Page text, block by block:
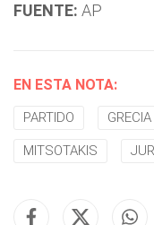
FUENTE: AP
EN ESTA NOTA:
PARTIDO GRECIA
MITSOTAKIS